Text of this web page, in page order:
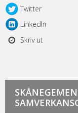
Twitter
LinkedIn
Skriv ut